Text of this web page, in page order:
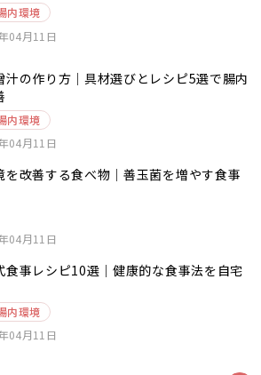
内環境
04月11日
汁の作り方｜具材選びとレシピ5選で腸内
内環境
04月11日
を改善する食べ物｜善玉菌を増やす食事
04月11日
食事レシピ10選｜健康的な食事法を自宅
内環境
04月11日